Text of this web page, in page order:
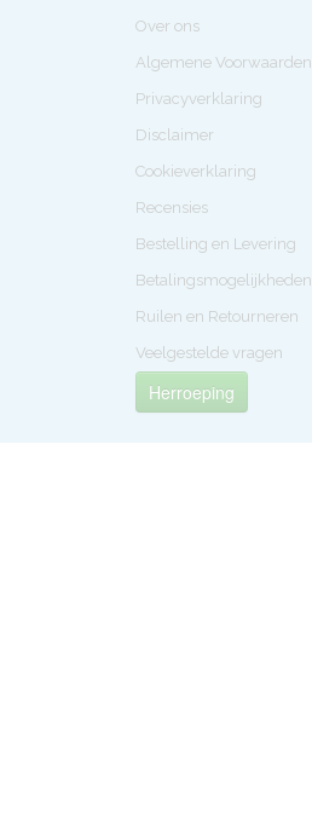
Over ons
Algemene Voorwaarden
Privacyverklaring
Disclaimer
Cookieverklaring
Recensies
Bestelling en Levering
Betalingsmogelijkheden
Ruilen en Retourneren
Veelgestelde vragen
Herroeping